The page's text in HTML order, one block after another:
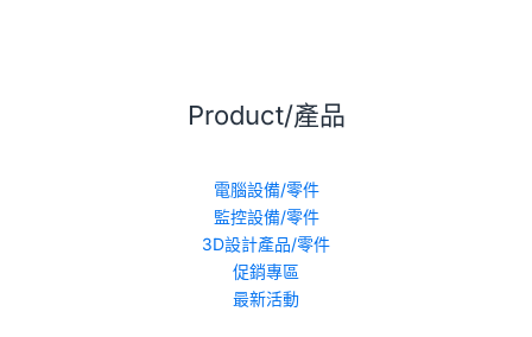
Product/產品
電腦設備/零件
監控設備/零件
3D設計產品/零件
促銷專區
最新活動